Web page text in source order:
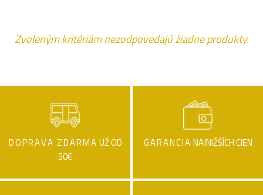
Zvoleným kritériám nezodpovedajú žiadne produkty.
DOPRAVA ZDARMA UŽ OD
50€
GARANCIA NAJNIŽŠÍCH CIEN